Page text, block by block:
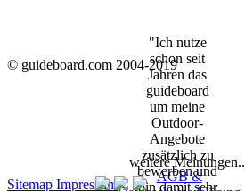
"Ich nutze
schon seit
Jahren das
guideboard
um meine
Outdoor-
Angebote
zusätzlich zu
bewerben und
bin damit sehr
weitere Meinungen..
© guideboard.com 2004-2019
Sitemap Impressum
AGB &